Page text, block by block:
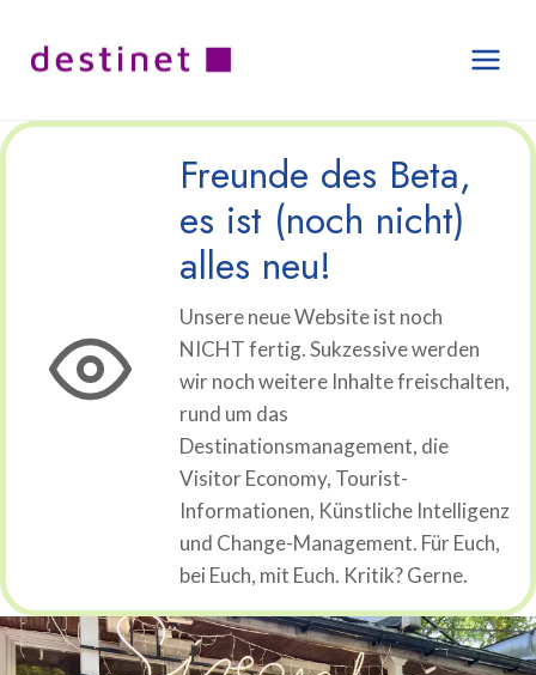
Inhalt
springen
Freunde des Beta,
es ist (noch nicht)
alles neu!
Unsere neue Website ist noch
NICHT fertig. Sukzessive werden
wir noch weitere Inhalte freischalten,
rund um das
Destinationsmanagement, die
Visitor Economy, Tourist-
Informationen, Künstliche Intelligenz
und Change-Management. Für Euch,
bei Euch, mit Euch. Kritik? Gerne.